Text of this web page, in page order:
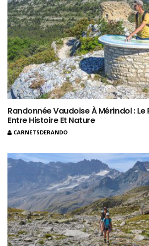
Randonnée Vaudoise À Mérindol :
Entre Histoire Et Nature
CARNETSDERANDO